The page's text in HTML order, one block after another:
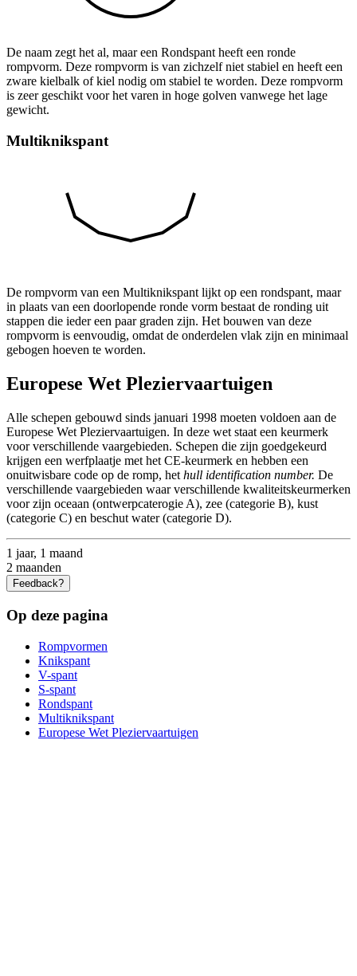
De naam zegt het al, maar een Rondspant heeft een ronde
rompvorm. Deze rompvorm is van zichzelf niet stabiel en heeft een
zware kielbalk of kiel nodig om stabiel te worden. Deze rompvorm
is zeer geschikt voor het varen in hoge golven vanwege het lage
gewicht.
Multiknikspant
De rompvorm van een Multiknikspant lijkt op een rondspant, maar
in plaats van een doorlopende ronde vorm bestaat de ronding uit
stappen die ieder een paar graden zijn. Het bouwen van deze
rompvorm is eenvoudig, omdat de onderdelen vlak zijn en minimaal
gebogen hoeven te worden.
Europese Wet Pleziervaartuigen
Alle schepen gebouwd sinds januari 1998 moeten voldoen aan de
Europese Wet Pleziervaartuigen. In deze wet staat een keurmerk
voor verschillende vaargebieden. Schepen die zijn goedgekeurd
krijgen een werfplaatje met het CE-keurmerk en hebben een
onuitwisbare code op de romp, het hull identification number. De
verschillende vaargebieden waar verschillende kwaliteitskeurmerken
voor zijn oceaan (ontwerpcaterogie A), zee (categorie B), kust
(categorie C) en beschut water (categorie D).
1 jaar, 1 maand
2 maanden
Feedback?
Op deze pagina
Rompvormen
Knikspant
V-spant
S-spant
Rondspant
Multiknikspant
Europese Wet Pleziervaartuigen